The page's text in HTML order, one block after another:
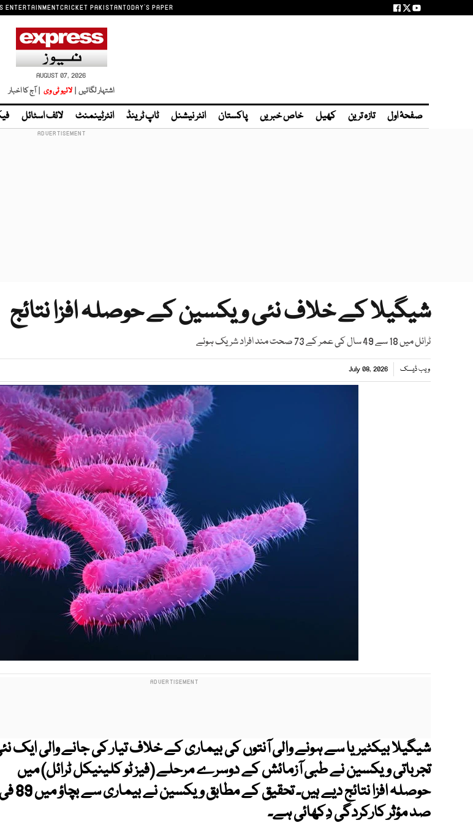
ENTERTAINMENTCRICKET PAKISTANTODAY'S PAPER
AUGUST 07, 2026
اشتہار لگائیں | لائیو ٹی وی | آج کا اخبار
صفحۂ اول تازہ ترین کھیل خاص خبریں پاکستان انٹر نیشنل ٹاپ ٹرینڈ انٹرٹینمنٹ لائف اسٹائل
شیگیلا کے خلاف نئی ویکسین کے حوصلہ افزا نتائج
ٹرائل میں 18 سے 49 سال کی عمر کے 73 صحت مند افراد شریک ہوئے
ویب ڈیسک July 08, 2026
شیگیلا بیکٹیریا سے ہونے والی آنتوں کی بیماری کے خلاف تیار کی جانے والی ایک
تجرباتی ویکسین نے طبی آزمائش کے دوسرے مرحلے (فیز ٹو کلینیکل ٹرائل) میں
حوصلہ افزا نتائج دیے ہیں۔ تحقیق کے مطابق ویکسین نے بیماری سے بچاؤ میں 89 فی
صد مؤثر کارکردگی دِکھائی ہے۔